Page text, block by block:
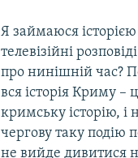
Я займаюся
телевізійні
про нинішній час?
вся історія Криму –
кримську історію,
чергову таку подію
не вийде дивитися